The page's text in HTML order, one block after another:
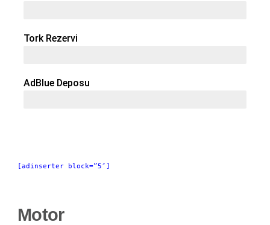
Tork Rezervi
AdBlue Deposu
[adinserter block=”5″]
Motor